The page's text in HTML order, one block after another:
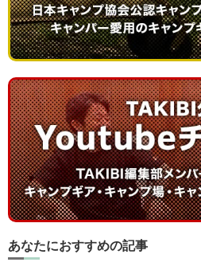
あなたにおすすめの記事